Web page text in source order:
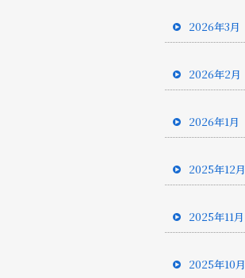
2026年3月
2026年2月
2026年1月
2025年12月
2025年11月
2025年10月